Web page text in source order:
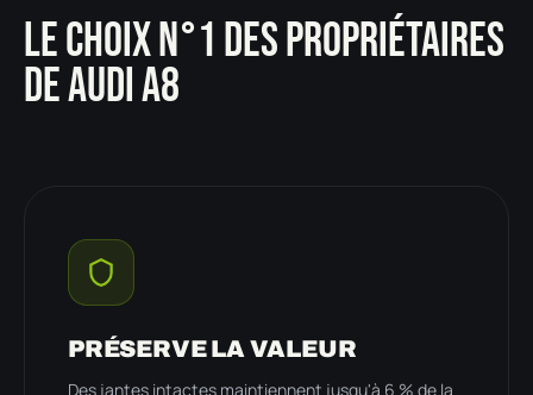
LE CHOIX N°1 DES PROPRIÉTAIRES
DE AUDI A8
PRÉSERVE LA VALEUR
Des jantes intactes maintiennent jusqu'à 6 % de la